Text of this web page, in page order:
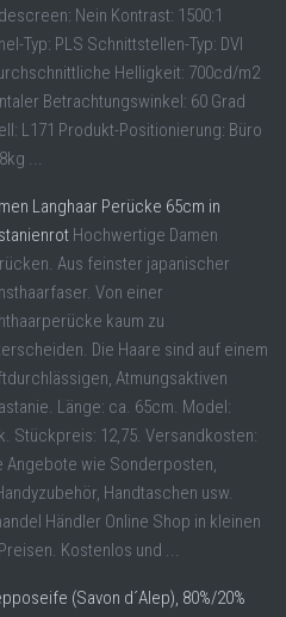
Nein Kontrast: 1500:1
Typ: PLS Schnittstellen-Typ: DVI
Helligkeit: 700cd/m2
Betrachtungswinkel: 60 Grad
L171 Produkt-Positionierung: Büro
...
Langhaar Perücke 65cm in
Hochwertige Damen
Aus feinster japanischer
Von einer
kaum zu
Die Haare sind auf einem
Atmungsaktiven
Länge: ca. 65cm. Model:
Stückpreis: 12,75. Versandkosten:
Angebote wie Sonderposten,
Handtaschen usw.
Händler Online Shop in kleinen
Kostenlos und ...
(Savon d´Alep), 80%/20%